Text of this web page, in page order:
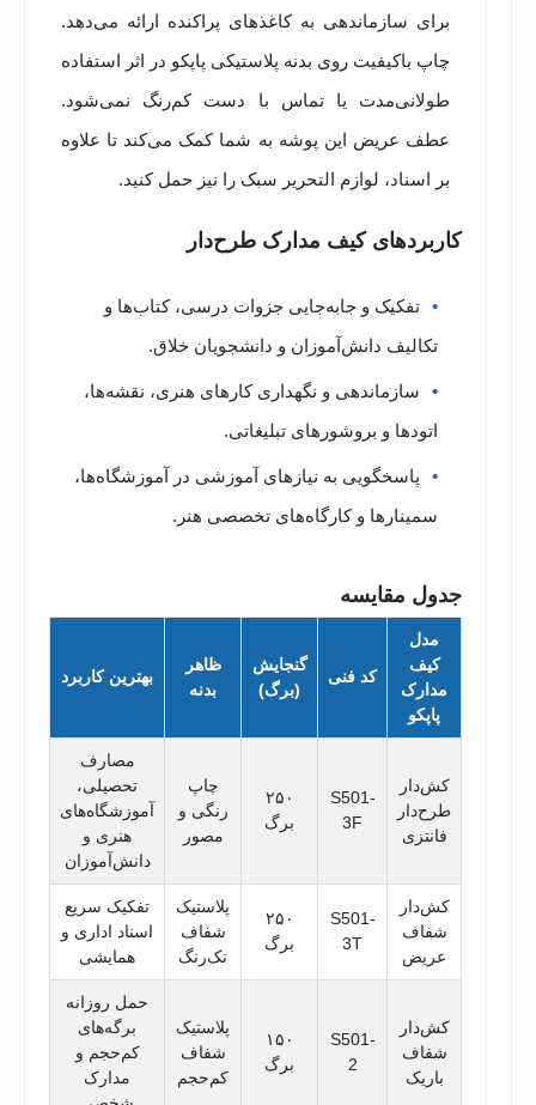
برای سازماندهی به کاغذهای پراکنده ارائه می‌دهد.
چاپ باکیفیت روی بدنه پلاستیکی پاپکو در اثر استفاده
طولانی‌مدت یا تماس با دست کم‌رنگ نمی‌شود.
عطف عریض این پوشه به شما کمک می‌کند تا علاوه
بر اسناد، لوازم التحریر سبک را نیز حمل کنید.
کاربردهای کیف مدارک طرح‌دار
تفکیک و جابه‌جایی جزوات درسی، کتاب‌ها و
تکالیف دانش‌آموزان و دانشجویان خلاق.
سازماندهی و نگهداری کارهای هنری، نقشه‌ها،
اتودها و بروشورهای تبلیغاتی.
پاسخگویی به نیازهای آموزشی در آموزشگاه‌ها،
سمینارها و کارگاه‌های تخصصی هنر.
جدول مقایسه
مدل
کیف
مدارک
پاپکو
کد فنی
گنجایش
(برگ)
ظاهر
بدنه
بهترین کاربرد
کش‌دار
طرح‌دار
فانتزی
S501-
3F
۲۵۰
برگ
چاپ
رنگی و
مصور
مصارف
تحصیلی،
آموزشگاه‌های
هنری و
دانش‌آموزان
کش‌دار
شفاف
عریض
S501-
3T
۲۵۰
برگ
پلاستیک
شفاف
تک‌رنگ
تفکیک سریع
اسناد اداری و
همایشی
کش‌دار
شفاف
باریک
S501-
2
۱۵۰
برگ
پلاستیک
شفاف
کم‌حجم
حمل روزانه
برگه‌های
کم‌حجم و
مدارک